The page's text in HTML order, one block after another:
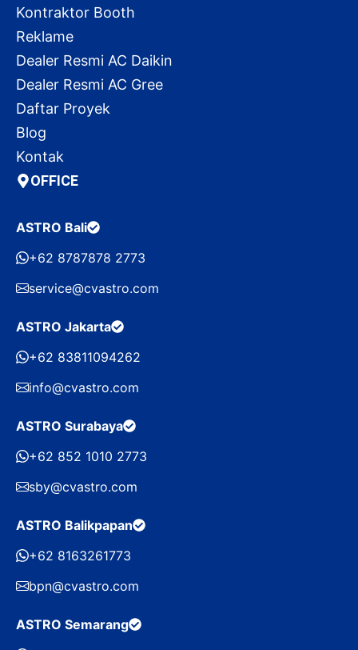
Kontraktor Booth
Reklame
Dealer Resmi AC Daikin
Dealer Resmi AC Gree
Daftar Proyek
Blog
Kontak
OFFICE
ASTRO Bali
+62 8787878 2773
service@cvastro.com
ASTRO Jakarta
+62 83811094262
info@cvastro.com
ASTRO Surabaya
+62 852 1010 2773
sby@cvastro.com
ASTRO Balikpapan
+62 8163261773
bpn@cvastro.com
ASTRO Semarang